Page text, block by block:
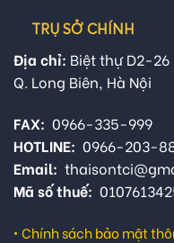
TRỤ SỞ CHÍNH
Địa chỉ: Biệt thự D2-26
Q. Long Biên, Hà Nội
FAX: 0966-335-999
HOTLINE: 0966-203-
Email:
Mã số thuế:
• Chính sách bảo mật